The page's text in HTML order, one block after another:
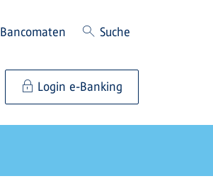
Bancomaten Suche
Login e-Banking